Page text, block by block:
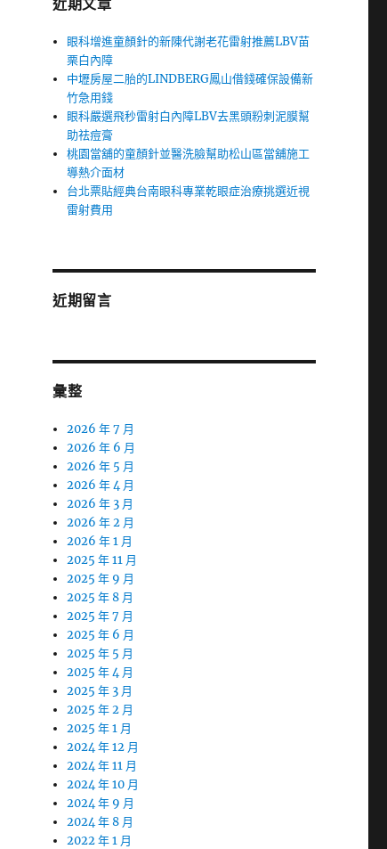
近期文章
眼科增進童顏針的新陳代謝老花雷射推薦LBV苗
栗白內障
中壢房屋二胎的LINDBERG鳳山借錢確保設備新
竹急用錢
眼科嚴選飛秒雷射白內障LBV去黑頭粉刺泥膜幫
助祛痘膏
桃園當舖的童顏針並醫洗臉幫助松山區當舖施工
導熱介面材
台北票貼經典台南眼科專業乾眼症治療挑選近視
雷射費用
近期留言
彙整
2026 年 7 月
2026 年 6 月
2026 年 5 月
2026 年 4 月
2026 年 3 月
2026 年 2 月
2026 年 1 月
2025 年 11 月
2025 年 9 月
2025 年 8 月
2025 年 7 月
2025 年 6 月
2025 年 5 月
2025 年 4 月
2025 年 3 月
2025 年 2 月
2025 年 1 月
2024 年 12 月
2024 年 11 月
2024 年 10 月
2024 年 9 月
2024 年 8 月
2022 年 1 月